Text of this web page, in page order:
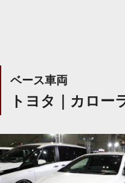
ベース車両
トヨタ｜カロー